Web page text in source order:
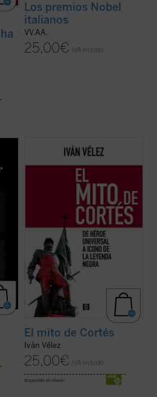
Los premios Nobel
italianos
VV.AA.
25,00€ IVA incluido
El mito de Cortésse aborda la figura del
conquistador español desde las visiones
siglos, empezando por las de sus
contemporáneos y llegando hasta las de
nuestro presente, al tiempo que se ...(ver
El mito de Cortés
Iván Vélez
25,00€ IVA incluido
disponible en ebook: